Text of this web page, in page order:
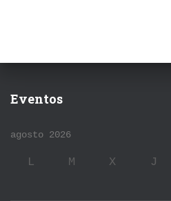
Eventos
agosto 2026
L M X J